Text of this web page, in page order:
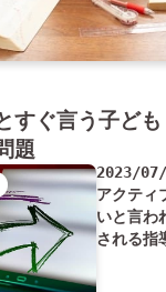
すぐ言う子ど
題
2023/
アクティ
いと言わ
される指